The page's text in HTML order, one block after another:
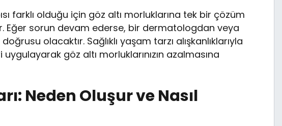
farklı olduğu için göz altı morluklarına tek bir çözüm
Eğer sorun devam ederse, bir dermatologdan veya
olacaktır. Sağlıklı yaşam tarzı alışkanlıklarıyla
göz altı morluklarınızın azalmasına
Neden Oluşur ve Nasıl